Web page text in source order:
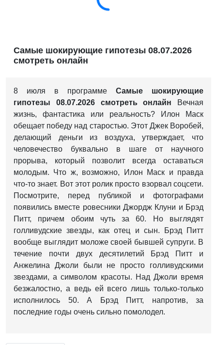
Самые шокирующие гипотезы 08.07.2026
смотреть онлайн
8 июля в программе Самые шокирующие
гипотезы 08.07.2026 смотреть онлайн
Вечная
жизнь, фантастика или реальность? Илон Маск
обещает победу над старостью. Этот Джек Воробей,
делающий деньги из воздуха, утверждает, что
человечество буквально в шаге от научного
прорыва, который позволит всегда оставаться
молодым. Что ж, возможно, Илон Маск и правда
что-то знает. Вот этот ролик просто взорвал соцсети.
Посмотрите, перед публикой и фотографами
появились вместе ровесники Джордж Клуни и Брэд
Питт, причем обоим чуть за 60. Но выглядят
голливудские звезды, как отец и сын. Брэд Питт
вообще выглядит моложе своей бывшей супруги. В
течение почти двух десятилетий Брэд Питт и
Анжелина Джоли были не просто голливудскими
звездами, а символом красоты. Над Джоли время
безжалостно, а ведь ей всего лишь только-только
исполнилось 50. А Брэд Питт, напротив, за
последние годы очень сильно помолодел.